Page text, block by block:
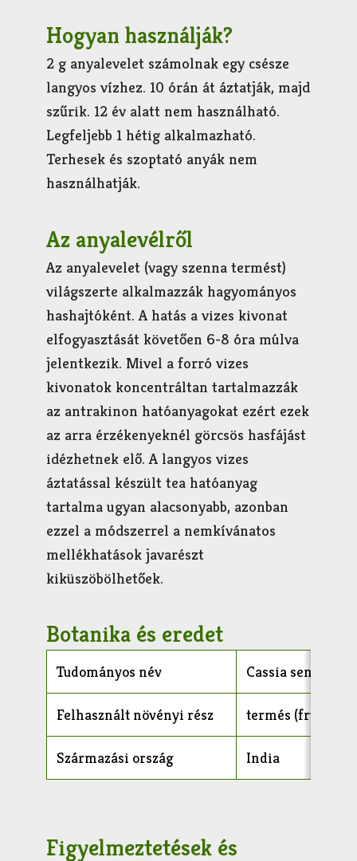
Hogyan használják?
2 g anyalevelet számolnak egy csésze
langyos vízhez. 10 órán át áztatják, majd
szűrik. 12 év alatt nem használható.
Legfeljebb 1 hétig alkalmazható.
Terhesek és szoptató anyák nem
használhatják.
Az anyalevélről
Az anyalevelet (vagy szenna termést)
világszerte alkalmazzák hagyományos
hashajtóként. A hatás a vizes kivonat
elfogyasztását követően 6-8 óra múlva
jelentkezik. Mivel a forró vizes
kivonatok koncentráltan tartalmazzák
az antrakinon hatóanyagokat ezért ezek
az arra érzékenyeknél görcsös hasfájást
idézhetnek elő. A langyos vizes
áztatással készült tea hatóanyag
tartalma ugyan alacsonyabb, azonban
ezzel a módszerrel a nemkívánatos
mellékhatások javarészt
kiküszöbölhetőek.
Botanika és eredet
Tudományos név Cassia senna
Felhasznált növényi rész termés (fructus)
Származási ország India
Figyelmeztetések és